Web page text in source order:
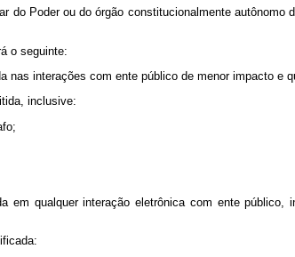
do Poder ou do órgão constitucionalmente
o seguinte:
nas interações com ente público de menor impacto e
inclusive:
em qualquer interação eletrônica com ente